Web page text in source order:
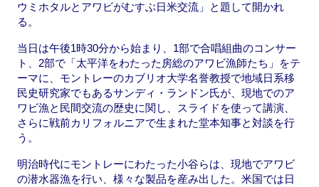
ウミホタルとアワビがむすぶ日米交流」と題して開かれ
る。
当日は午後1時30分から始まり、1部で合唱組曲のコンサー
ト、2部で「太平洋をわたった房総のアワビ漁師たち」をテ
ーマに、モントレーのカブリオ大学名誉教授で地域日系移
民史研究家でもあるサンディ・ランドン氏が、現地でのア
ワビ漁と民間交流の歴史に関し、スライドを使って講演、
さらに戦前カリフォルニアで生まれた堂本知事と対談を行
う。
明治時代にモントレーにわたった小谷らは、現地でアワビ
の潜水器漁を行い、様々な製品を産み出した。米国では日